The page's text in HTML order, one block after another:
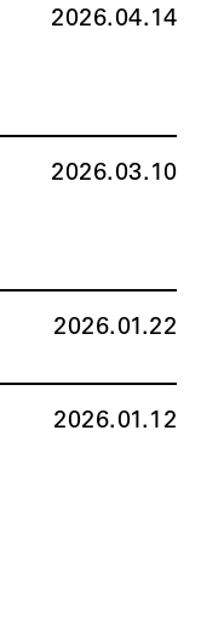
2026.04.14
2026.03.10
2026.01.22
2026.01.12